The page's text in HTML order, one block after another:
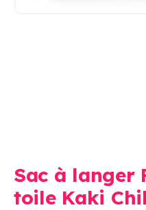
Sac à langer
toile Kaki